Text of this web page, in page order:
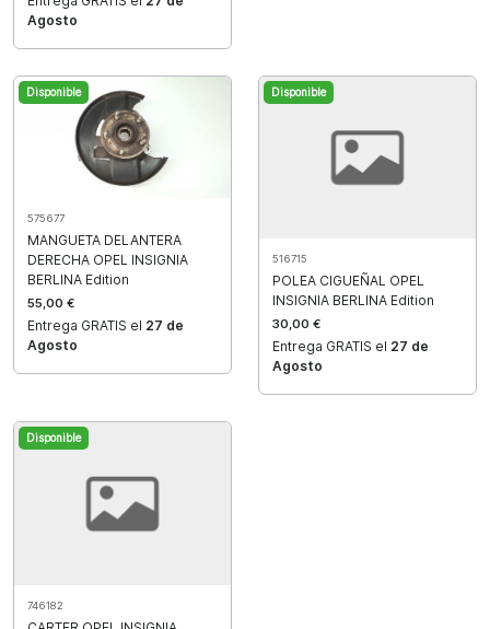
Agosto
Disponible
575677
MANGUETA DELANTERA
DERECHA OPEL INSIGNIA
BERLINA Edition
55,00 €
Entrega GRATIS el 27 de
Agosto
Disponible
516715
POLEA CIGUEÑAL OPEL
INSIGNIA BERLINA Edition
30,00 €
Entrega GRATIS el 27 de
Agosto
Disponible
746182